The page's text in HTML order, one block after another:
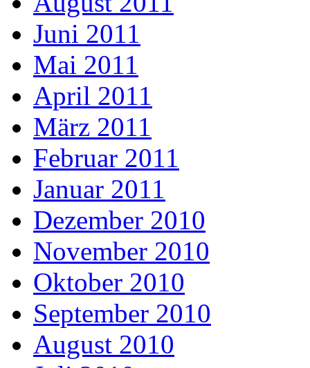
Juni 2011
Mai 2011
April 2011
März 2011
Februar 2011
Januar 2011
Dezember 2010
November 2010
Oktober 2010
September 2010
August 2010